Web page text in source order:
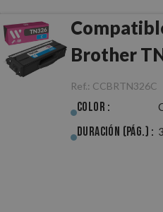
Brother
Cian
Ref.: CCBRTN326C
Color :
Duración (pág.) :